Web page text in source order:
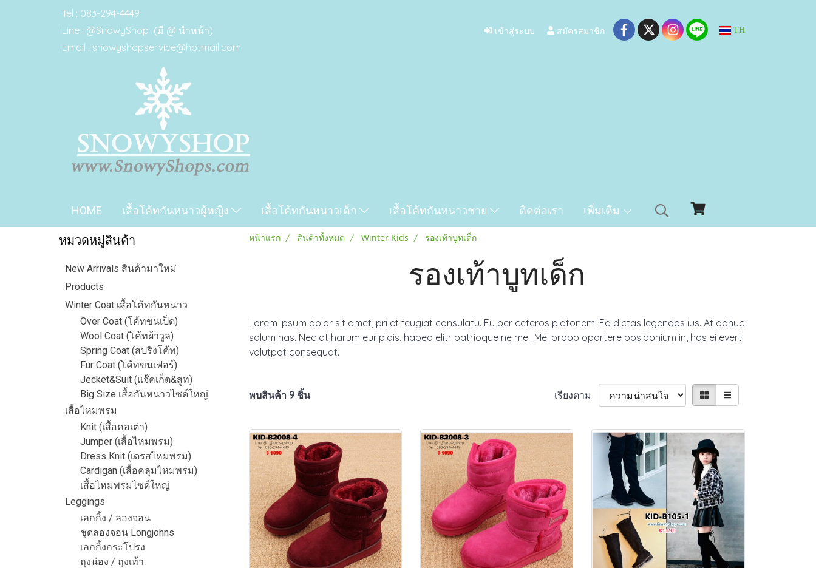
Tel : 083-294-4449
Line : @SnowyShop (มี @ นำหน้า)
Email : snowyshopservice@hotmail.com
เข้าสู่ระบบ สมัครสมาชิก TH
HOME เสื้อโค้ทกันหนาวผู้หญิง เสื้อโค้ทกันหนาวเด็ก เสื้อโค้ทกันหนาวชาย ติดต่อเรา เพิ่มเติม
หน้าแรก สินค้าทั้งหมด Winter Kids รองเท้าบูทเด็ก
รองเท้าบูทเด็ก
Lorem ipsum dolor sit amet, pri et feugiat consulatu. Eu per ceteros platonem. Ea dictas legendos ius. At adhuc
solum has. Nec at harum euripidis, habeo elitr patrioque ne mel. Mei probo oportere posidonium in, has ei everti
volutpat consequat.
พบสินค้า 9 ชิ้น เรียงตาม
หมวดหมู่สินค้า
New Arrivals สินค้ามาใหม่
Products
Winter Coat เสื้อโค้ทกันหนาว
Over Coat (โค้ทขนเป็ด)
Wool Coat (โค้ทผ้าวูล)
Spring Coat (สปริงโค้ท)
Fur Coat (โค้ทขนเฟอร์)
Jecket&Suit (แจ๊คเก็ต&สูท)
Big Size เสื้อกันหนาวไซด์ใหญ่
เสื้อไหมพรม
Knit (เสื้อคอเต่า)
Jumper (เสื้อไหมพรม)
Dress Knit (เดรสไหมพรม)
Cardigan (เสื้อคลุมไหมพรม)
เสื้อไหมพรมไซด์ใหญ่
Leggings
เลกกิ้ง / ลองจอน
ชุดลองจอน Longjohns
เลกกิ้งกระโปรง
ถุงน่อง / ถุงเท้า